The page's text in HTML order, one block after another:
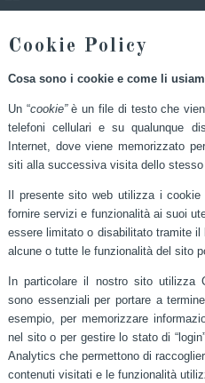
Cookie Policy
Cosa sono i cookie e come li
Un “cookie”è un file di testo che
telefoni cellulari e su qualunque
Internet, dove viene memorizzato
siti alla successiva visita dello stesso
Il presente sito web utilizza i
fornire servizi e funzionalità ai suoi
essere limitato o disabilitato tramite
alcune o tutte le funzionalità del sito
In particolare il nostro sito utilizza
sono essenziali per portare a
esempio, per memorizzare
nel sito o per gestire lo stato di
Analytics che permettono di
contenuti visitati e le funzionalità